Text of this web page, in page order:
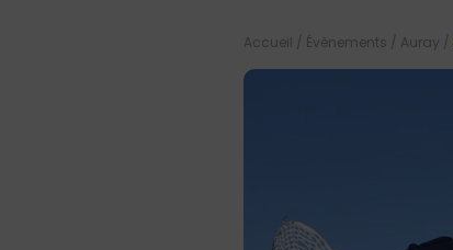
Accueil / Évènements / Auray /